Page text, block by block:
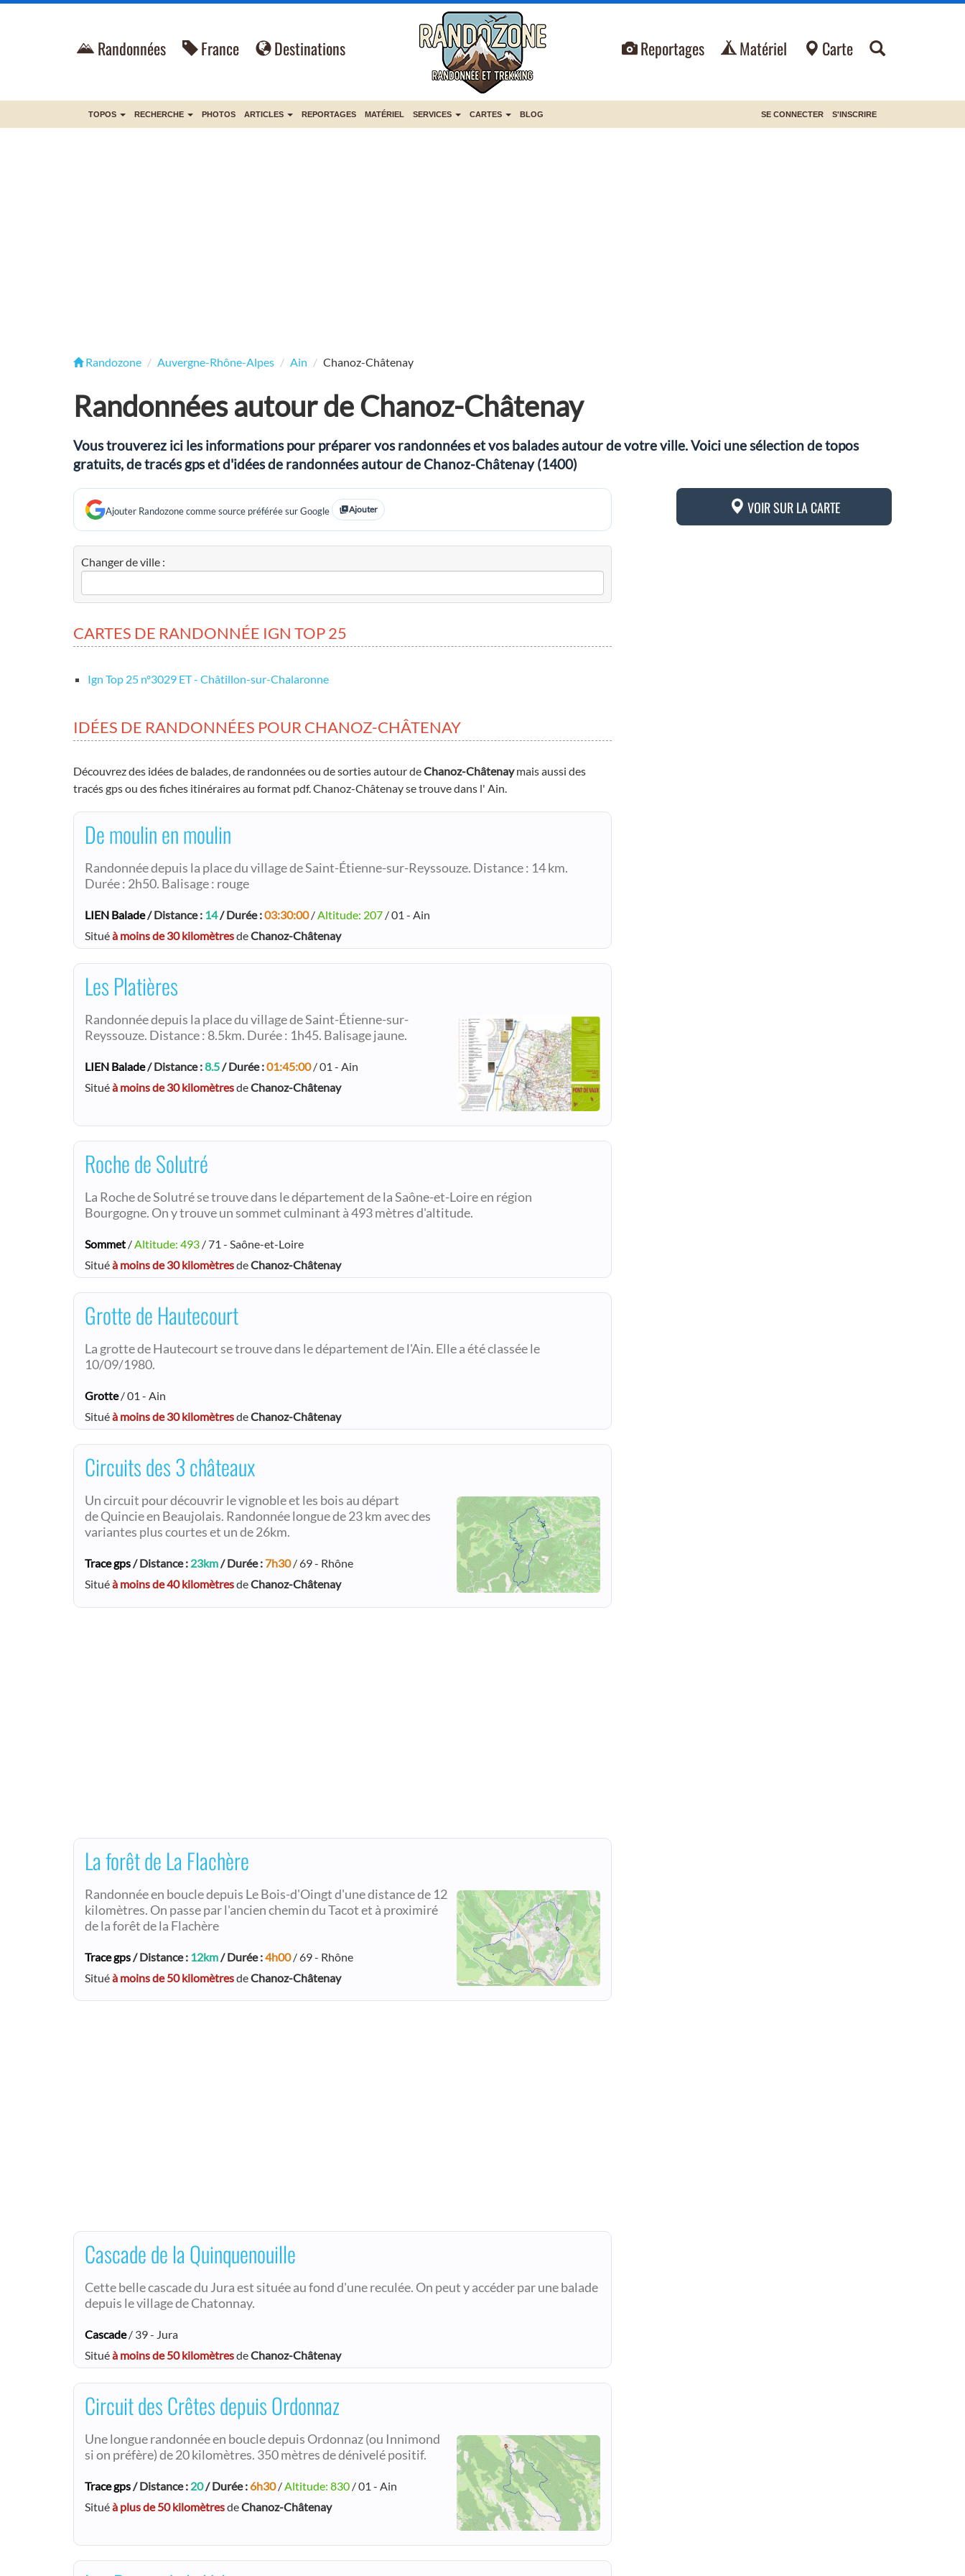
Randonnées France Destinations Reportages Matériel Carte
TOPOS RECHERCHE PHOTOS ARTICLES REPORTAGES MATÉRIEL SERVICES CARTES BLOG SE CONNECTER S'INSCRIRE
Randozone Auvergne-Rhône-Alpes Ain Chanoz-Châtenay
Randonnées autour de Chanoz-Châtenay
Vous trouverez ici les informations pour préparer vos randonnées et vos balades autour de votre ville. Voici une sélection de topos
gratuits, de tracés gps et d'idées de randonnées autour de Chanoz-Châtenay (1400)
Ajouter Randozone comme source préférée sur Google Ajouter
Changer de ville :
CARTES DE RANDONNÉE IGN TOP 25
Ign Top 25 nº3029 ET - Châtillon-sur-Chalaronne
IDÉES DE RANDONNÉES POUR CHANOZ-CHÂTENAY
Découvrez des idées de balades, de randonnées ou de sorties autour deChanoz-Châtenaymais aussi des
tracés gps ou des fiches itinéraires au format pdf. Chanoz-Châtenay se trouve dans l' Ain.
De moulin en moulin
Randonnée depuis la place du village de Saint-Étienne-sur-Reyssouze. Distance : 14 km.
Durée : 2h50. Balisage : rouge
LIEN Balade/ Distance : 14/ Durée :03:30:00/Altitude: 207 / 01 - Ain
Situéà moins de 30 kilomètresdeChanoz-Châtenay
Les Platières
Randonnée depuis la place du village de Saint-Étienne-sur-
Reyssouze. Distance : 8.5km. Durée : 1h45. Balisage jaune.
LIEN Balade/ Distance :8.5/ Durée :01:45:00/ 01 - Ain
Situéà moins de 30 kilomètresdeChanoz-Châtenay
Roche de Solutré
La Roche de Solutré se trouve dans le département de la Saône-et-Loire en région
Bourgogne. On y trouve un sommet culminant à 493 mètres d'altitude.
Sommet /Altitude: 493 / 71 - Saône-et-Loire
Situéà moins de 30 kilomètresdeChanoz-Châtenay
Grotte de Hautecourt
La grotte de Hautecourt se trouve dans le département de l'Ain. Elle a été classée le
10/09/1980.
Grotte/ 01 - Ain
Situéà moins de 30 kilomètresdeChanoz-Châtenay
Circuits des 3 châteaux
Un circuit pour découvrir le vignoble et les bois au départ
de Quincie en Beaujolais. Randonnée longue de 23 km avec des
variantes plus courtes et un de 26km.
Trace gps/ Distance : 23km/ Durée : 7h30/ 69 - Rhône
Situéà moins de 40 kilomètresdeChanoz-Châtenay
La forêt de La Flachère
Randonnée en boucle depuis Le Bois-d'Oingt d'une distance de 12
kilomètres. On passe par l'ancien chemin du Tacot et à proximiré
de la forêt de la Flachère
Trace gps / Distance : 12km / Durée :4h00/ 69 - Rhône
Situéà moins de 50 kilomètresdeChanoz-Châtenay
Cascade de la Quinquenouille
Cette belle cascade du Jura est située au fond d'une reculée. On peut y accéder par une balade
depuis le village de Chatonnay.
Cascade/ 39 - Jura
Situéà moins de 50 kilomètresdeChanoz-Châtenay
Circuit des Crêtes depuis Ordonnaz
Une longue randonnée en boucle depuis Ordonnaz (ou Innimond
si on préfère) de 20 kilomètres. 350 mètres de dénivelé positif.
Trace gps/ Distance : 20/ Durée : 6h30/Altitude: 830 / 01 - Ain
Situéà plus de 50 kilomètresdeChanoz-Châtenay
VOIR SUR LA CARTE